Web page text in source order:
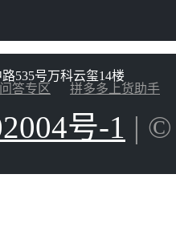
535号万科云玺14楼
答专区 拼多多上货助手
号-1 |